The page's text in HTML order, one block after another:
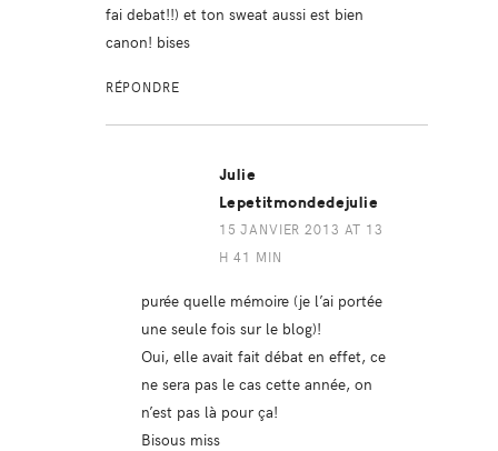
fai debat!!) et ton sweat aussi est bien
canon! bises
RÉPONDRE
Julie
Lepetitmondedejulie
15 JANVIER 2013 AT 13
H 41 MIN
purée quelle mémoire (je l’ai portée
une seule fois sur le blog)!
Oui, elle avait fait débat en effet, ce
ne sera pas le cas cette année, on
n’est pas là pour ça!
Bisous miss